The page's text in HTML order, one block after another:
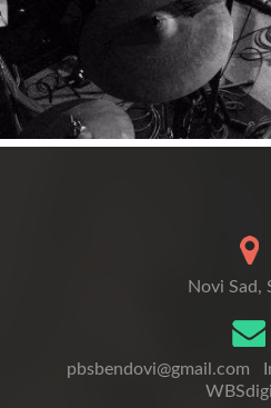
Novi Sad,
pbsbendovi@gmail.com